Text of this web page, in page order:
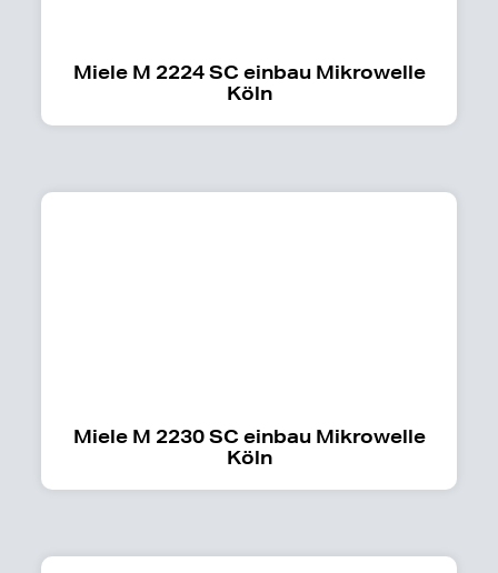
Miele M 2224 SC einbau Mikrowelle
Köln
Miele M 2230 SC einbau Mikrowelle
Köln